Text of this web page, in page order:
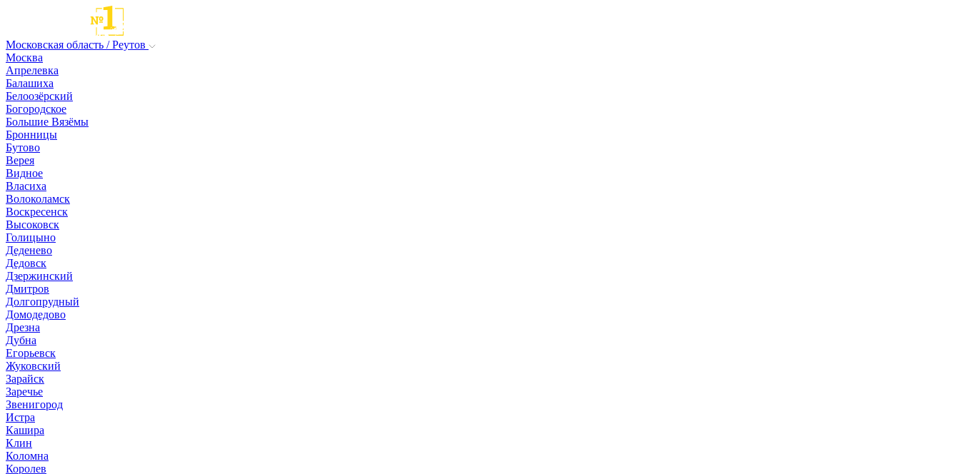
Московская область / Реутов
Москва
Апрелевка
Балашиха
Белоозёрский
Богородское
Большие Вязёмы
Бронницы
Бутово
Верея
Видное
Власиха
Волоколамск
Воскресенск
Высоковск
Голицыно
Деденево
Дедовск
Дзержинский
Дмитров
Долгопрудный
Домодедово
Дрезна
Дубна
Егорьевск
Жуковский
Зарайск
Заречье
Звенигород
Истра
Кашира
Клин
Коломна
Королев